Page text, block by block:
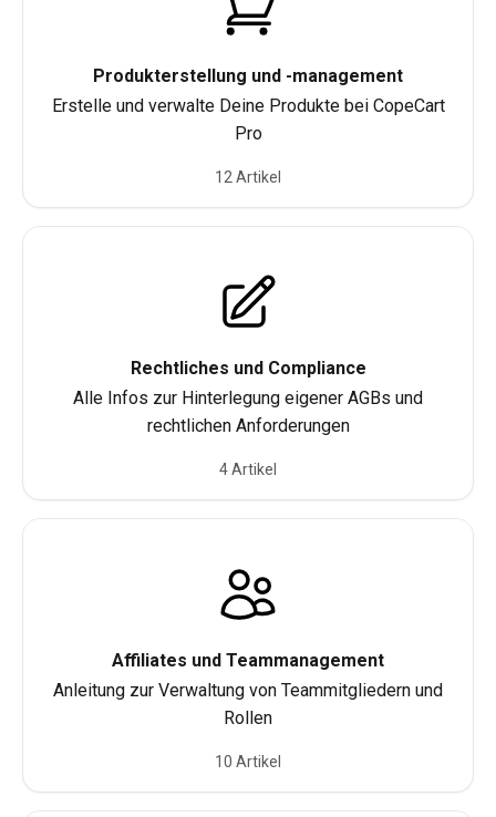
Produkterstellung und -management
Erstelle und verwalte Deine Produkte bei CopeCart
Pro
12 Artikel
Rechtliches und Compliance
Alle Infos zur Hinterlegung eigener AGBs und
rechtlichen Anforderungen
4 Artikel
Affiliates und Teammanagement
Anleitung zur Verwaltung von Teammitgliedern und
Rollen
10 Artikel